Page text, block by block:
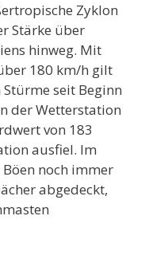
Zyklon
Stärke über
hinweg. Mit
180 km/h gilt
seit Beginn
der Wetterstation
von 183
ausfiel. Im
noch immer
abgedeckt,